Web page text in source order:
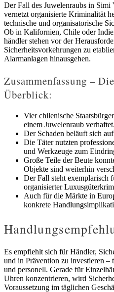
Der Fall des Juwelenraubs in
vernetzt organisierte Kriminalität
technische und organisatorische
Ob in Kalifornien, Chile oder
händler stehen vor der
Sicherheitsvorkehrungen zu
Alarmanlagen hinausgehen.
Zusammenfassung –
Überblick:
Vier chilenische
einem Juwelenraub verhaftet.
Der Schaden beläuft sich
Die Täter nutzten
und Werkzeuge zum
Große Teile der Beute
Objekte sind weiterhin
Der Fall steht exemplarisch
organisierter
Auch für die Märkte in
konkrete
Es empfiehlt sich für Händler,
und in Prävention zu investieren –
und personell. Gerade für
Uhren konzentrieren, wird
Voraussetzung im täglichen